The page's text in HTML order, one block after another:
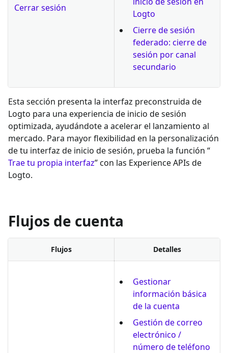
Cerrar sesión
Logto
Cierre de sesión
federado: cierre de
sesión por canal
secundario
Esta sección presenta la interfaz preconstruida de
Logto para una experiencia de inicio de sesión
optimizada, ayudándote a acelerar el lanzamiento al
mercado. Para mayor flexibilidad en la personalización
de tu interfaz de inicio de sesión, prueba la función “
Trae tu propia interfaz” con las Experience APIs de
Logto.
Flujos de cuenta
Flujos Detalles
Gestionar
información básica
de la cuenta
Gestión de correo
electrónico /
número de teléfono